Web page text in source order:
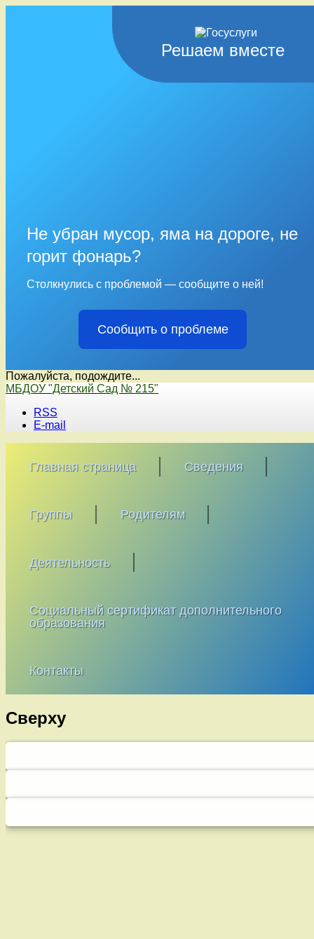
Решаем вместе
Не убран мусор, яма на дороге, не
горит фонарь?
Столкнулись с проблемой — сообщите о ней!
Сообщить о проблеме
Пожалуйста, подождите...
Перейти
содержимому
МБДОУ "Детский Сад № 215"
RSS
E-mail
Главная страница Сведения
Группы Родителям
Деятельность
Социальный сертификат дополнительного
образования
Контакты
Сверху